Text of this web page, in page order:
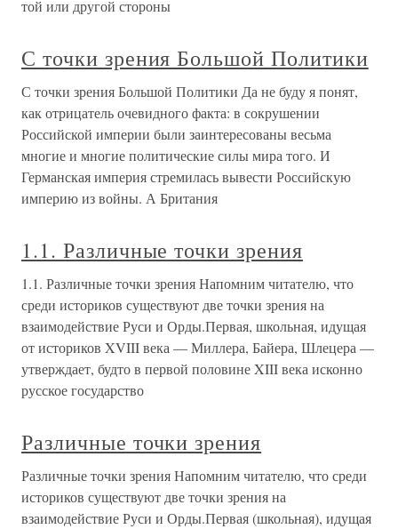
той или другой стороны
С точки зрения Большой Политики
С точки зрения Большой Политики Да не буду я понят,
как отрицатель очевидного факта: в сокрушении
Российской империи были заинтересованы весьма
многие и многие политические силы мира того. И
Германская империя стремилась вывести Российскую
империю из войны. А Британия
1.1. Различные точки зрения
1.1. Различные точки зрения Напомним читателю, что
среди историков существуют две точки зрения на
взаимодействие Руси и Орды.Первая, школьная, идущая
от историков XVIII века — Миллера, Байера, Шлецера —
утверждает, будто в первой половине XIII века исконно
русское государство
Различные точки зрения
Различные точки зрения Напомним читателю, что среди
историков существуют две точки зрения на
взаимодействие Руси и Орды.Первая (школьная), идущая